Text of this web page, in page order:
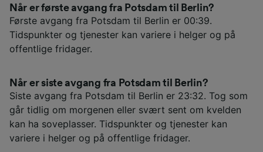
Når er første avgang fra Potsdam til Berlin?
Første avgang fra Potsdam til Berlin er 00:39.
Tidspunkter og tjenester kan variere i helger og på
offentlige fridager.
Når er siste avgang fra Potsdam til Berlin?
Siste avgang fra Potsdam til Berlin er 23:32. Tog som
går tidlig om morgenen eller svært sent om kvelden
kan ha soveplasser. Tidspunkter og tjenester kan
variere i helger og på offentlige fridager.